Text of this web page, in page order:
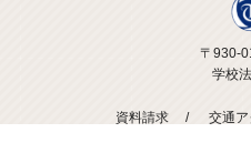
〒930-
学校
資料請求 交通ア